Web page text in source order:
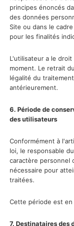
principes énoncés
des données
Site ou dans le
pour les finalités
L'utilisateur a le
moment. Le retrait
légalité du
antérieurement.
6. Période de
des utilisateurs
Conformément à
loi, le responsable
caractère personnel
nécessaire pour
traitées.
Cette période est
7. Destinataires des